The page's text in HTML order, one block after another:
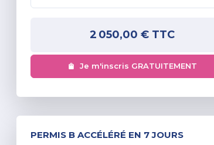
2 050,00 € TTC
Je m'inscris GRATUITEMENT
PERMIS B ACCÉLÉRÉ EN 7 JOURS